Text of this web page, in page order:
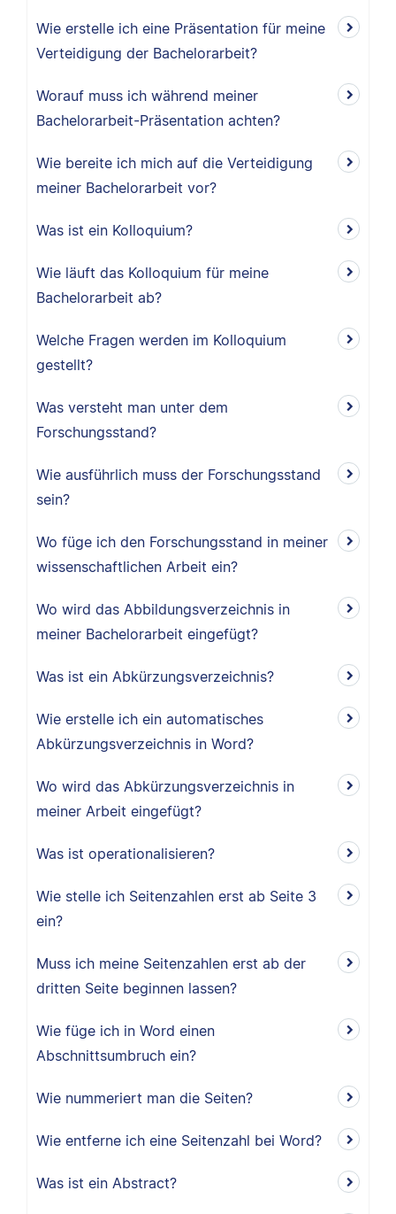
Wie erstelle ich eine Präsentation für meine
Verteidigung der Bachelorarbeit?
Worauf muss ich während meiner
Bachelorarbeit-Präsentation achten?
Wie bereite ich mich auf die Verteidigung
meiner Bachelorarbeit vor?
Was ist ein Kolloquium?
Wie läuft das Kolloquium für meine
Bachelorarbeit ab?
Welche Fragen werden im Kolloquium
gestellt?
Was versteht man unter dem
Forschungsstand?
Wie ausführlich muss der Forschungsstand
sein?
Wo füge ich den Forschungsstand in meiner
wissenschaftlichen Arbeit ein?
Wo wird das Abbildungsverzeichnis in
meiner Bachelorarbeit eingefügt?
Was ist ein Abkürzungsverzeichnis?
Wie erstelle ich ein automatisches
Abkürzungsverzeichnis in Word?
Wo wird das Abkürzungsverzeichnis in
meiner Arbeit eingefügt?
Was ist operationalisieren?
Wie stelle ich Seitenzahlen erst ab Seite 3
ein?
Muss ich meine Seitenzahlen erst ab der
dritten Seite beginnen lassen?
Wie füge ich in Word einen
Abschnittsumbruch ein?
Wie nummeriert man die Seiten?
Wie entferne ich eine Seitenzahl bei Word?
Was ist ein Abstract?